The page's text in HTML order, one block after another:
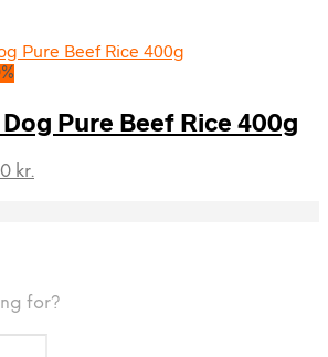
Pure Beef Rice 400g
kr.
for?